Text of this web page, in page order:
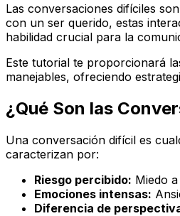
Las conversaciones difíciles
con un ser querido, estas
habilidad crucial para la
Este tutorial te proporcionará
manejables, ofreciendo
¿Qué Son las
Una conversación difícil es
caracterizan por:
Riesgo percibido: Miedo
Emociones intensas:
Diferencia de